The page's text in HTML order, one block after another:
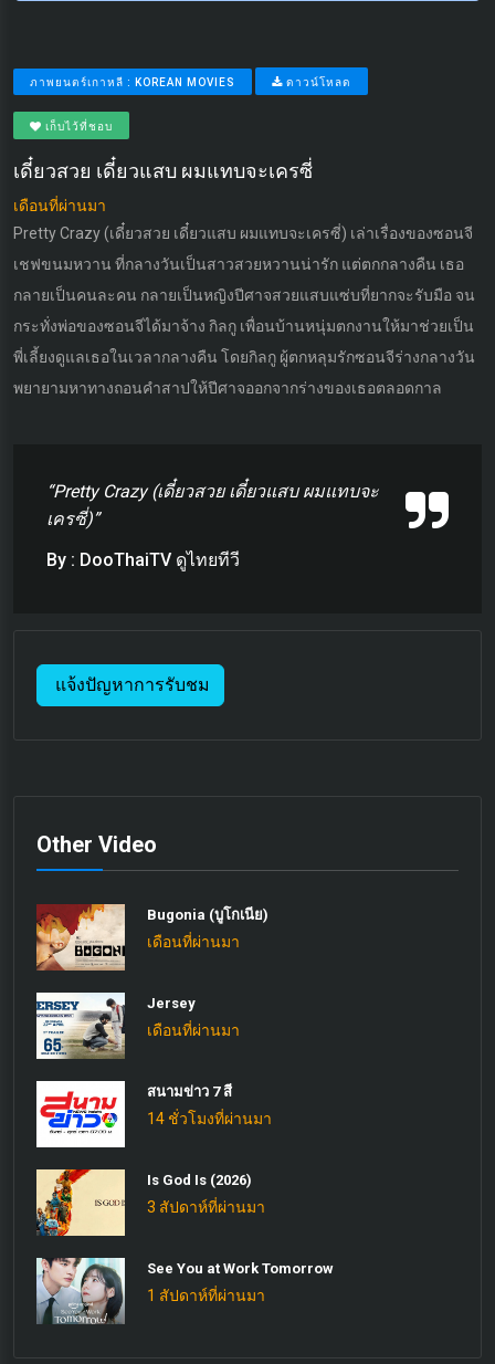
ภาพยนตร์เกาหลี : KOREAN MOVIES ดาวน์โหลด
เก็บไว้ที่ชอบ
เดี๋ยวสวย เดี๋ยวแสบ ผมแทบจะเครซี่
เดือนที่ผ่านมา
Pretty Crazy (เดี๋ยวสวย เดี๋ยวแสบ ผมแทบจะเครซี่) เล่าเรื่องของซอนจี
เชฟขนมหวาน ที่กลางวันเป็นสาวสวยหวานน่ารัก แต่ตกกลางคืน เธอ
กลายเป็นคนละคน กลายเป็นหญิงปีศาจสวยแสบแซ่บที่ยากจะรับมือ จน
กระทั่งพ่อของซอนจีได้มาจ้าง กิลกู เพื่อนบ้านหนุ่มตกงานให้มาช่วยเป็น
พี่เลี้ยงดูแลเธอในเวลากลางคืน โดยกิลกู ผู้ตกหลุมรักซอนจีร่างกลางวัน
พยายามหาทางถอนคำสาปให้ปีศาจออกจากร่างของเธอตลอดกาล
“Pretty Crazy (เดี๋ยวสวย เดี๋ยวแสบ ผมแทบจะ
เครซี่)”
By : DooThaiTV ดูไทยทีวี
แจ้งปัญหาการรับชม
Other Video
Bugonia (บูโกเนีย)
เดือนที่ผ่านมา
Jersey
เดือนที่ผ่านมา
สนามข่าว 7 สี
14 ชั่วโมงที่ผ่านมา
Is God Is (2026)
3 สัปดาห์ที่ผ่านมา
See You at Work Tomorrow
1 สัปดาห์ที่ผ่านมา